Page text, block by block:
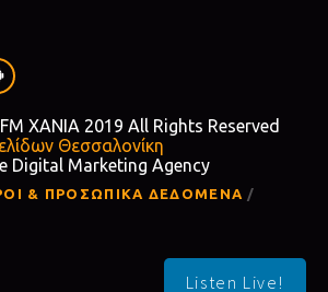
ΧΑΝΙΑ 2019 All Rights Reserved
Θεσσαλονίκη
Digital Marketing Agency
& ΠΡΟΣΩΠΙΚΑ ΔΕΔΟΜΕΝΑ
Listen Live!